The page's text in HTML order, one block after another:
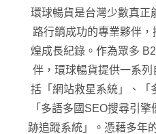
環球暢貨是台灣少數真正
路行銷成功的專業夥伴
煌成長紀錄。作為眾多
伴，環球暢貨提供一系
括「網站救星系統」、「
「多語多國SEO搜尋引
跡追蹤系統」。憑藉多年